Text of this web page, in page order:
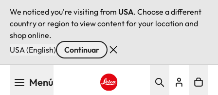
We noticed you're visiting from USA. Choose a different
country or region to view content for your location and
shop online.
USA (English)
Continuar
Menú